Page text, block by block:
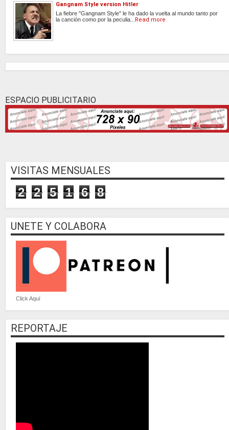
Gangnam Style version Hitler
La fiebre "Gangnam Style" le ha dado la vuelta al mundo tanto por
la canción como por la peculia... Read more
ESPACIO PUBLICITARIO
VISITAS MENSUALES
2 2 5 1 6 8
UNETE Y COLABORA
Click Aquí
REPORTAJE